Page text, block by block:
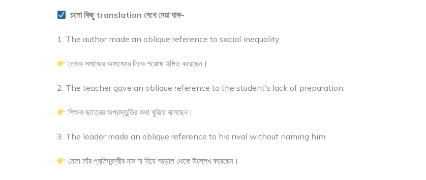
চলো কিছু translation দেখে নেয়া যাক-
1. The author made an oblique reference to social inequality.
লেখক সমাজের অসাম্যের দিকে পরোক্ষ ইঙ্গিত করেছেন।
2. The teacher gave an oblique reference to the student’s lack of preparation.
শিক্ষক ছাত্রের অপ্রস্তুতির কথা ঘুরিয়ে বলেছেন।
3. The leader made an oblique reference to his rival without naming him.
নেতা তাঁর প্রতিদ্বন্দ্বীর নাম না নিয়ে আড়াল থেকে উল্লেখ করেছেন।